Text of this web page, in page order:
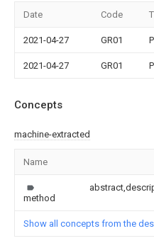
Date Code
2021-04-27 GR01
2021-04-27 GR01
Concepts
machine-extracted
Name
method
Show all concepts from the